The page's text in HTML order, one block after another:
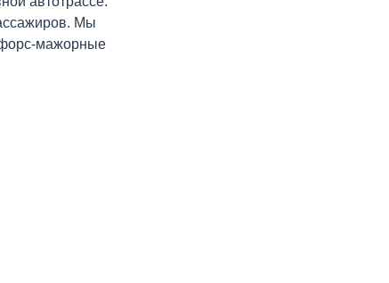
Мы
форс-мажорные